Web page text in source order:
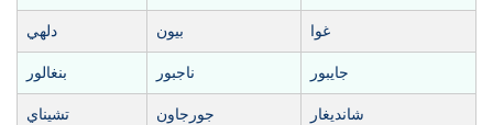
دلهي بيون غوا
بنغالور ناجبور جايبور
تشيناي جورجاون شانديغار